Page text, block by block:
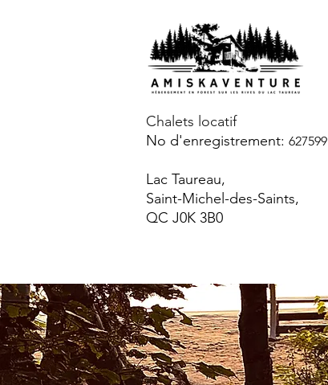
Chalets locatif
No d'enregistrement: 627599
Lac Taureau,
Saint-Michel-des-Saints,
QC J0K 3B0